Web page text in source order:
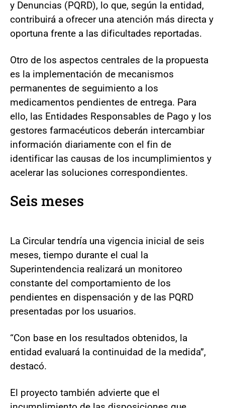
y Denuncias (PQRD), lo que, según la entidad,
contribuirá a ofrecer una atención más directa y
oportuna frente a las dificultades reportadas.
Otro de los aspectos centrales de la propuesta
es la implementación de mecanismos
permanentes de seguimiento a los
medicamentos pendientes de entrega. Para
ello, las Entidades Responsables de Pago y los
gestores farmacéuticos deberán intercambiar
información diariamente con el fin de
identificar las causas de los incumplimientos y
acelerar las soluciones correspondientes.
Seis meses
La Circular tendría una vigencia inicial de seis
meses, tiempo durante el cual la
Superintendencia realizará un monitoreo
constante del comportamiento de los
pendientes en dispensación y de las PQRD
presentadas por los usuarios.
“Con base en los resultados obtenidos, la
entidad evaluará la continuidad de la medida”,
destacó.
El proyecto también advierte que el